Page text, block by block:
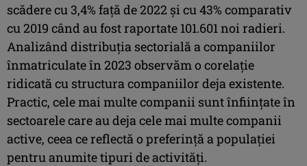
scădere cu 3,4% față de 2022 și cu 43% comparativ
cu 2019 când au fost raportate 101.601 noi radieri.
Analizând distribuția sectorială a companiilor
înmatriculate în 2023 observăm o corelație
ridicată cu structura companiilor deja existente.
Practic, cele mai multe companii sunt înființate în
sectoarele care au deja cele mai multe companii
active, ceea ce reflectă o preferință a populației
pentru anumite tipuri de activități.